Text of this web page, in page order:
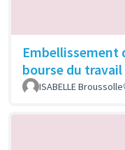
Embellissement
bourse du travail
ISABELLE Broussolle